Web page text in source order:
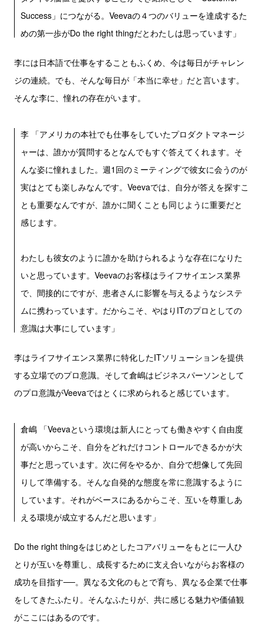
Success」につながる。Veevaの４つのバリューを達成するた
めの第一歩がDo the right thingだとわたしは思っています」
李には日本語で仕事をすることもふくめ、今は毎日がチャレン
ジの連続。でも、そんな毎日が「本当に幸せ」だと言います。
そんな李に、憧れの存在がいます。
李 「アメリカの本社でも仕事をしていたプロダクトマネージ
ャーは、誰かが質問するとなんでもすぐ答えてくれます。そ
んな姿に憧れました。週1回のミーティングで彼女に会うのが
実はとても楽しみなんです。Veevaでは、自分が答えを探すこ
とも重要なんですが、誰かに聞くことも同じように重要だと
感じます。
わたしも彼女のように誰かを助けられるような存在になりた
いと思っています。Veevaのお客様はライフサイエンス業界
で、間接的にですが、患者さんに影響を与えるようなシステ
ムに携わっています。だからこそ、やはりITのプロとしての
意識は大事にしています」
李はライフサイエンス業界に特化したITソリューションを提供
する立場でのプロ意識。そして倉嶋はビジネスパーソンとして
のプロ意識がVeevaではとくに求められると感じています。
倉嶋 「Veevaという環境は新人にとっても働きやすく自由度
が高いからこそ、自分をどれだけコントロールできるかが大
事だと思っています。次に何をやるか、自分で想像して先回
りして準備する。そんな自発的な態度を常に意識するように
しています。それがベースにあるからこそ、互いを尊重しあ
える環境が成立するんだと思います」
Do the right thingをはじめとしたコアバリューをもとに一人ひ
とりが互いを尊重し、成長するために支え合いながらお客様の
成功を目指す──。異なる文化のもとで育ち、異なる企業で仕事
をしてきたふたり。そんなふたりが、共に感じる魅力や価値観
がここにはあるのです。